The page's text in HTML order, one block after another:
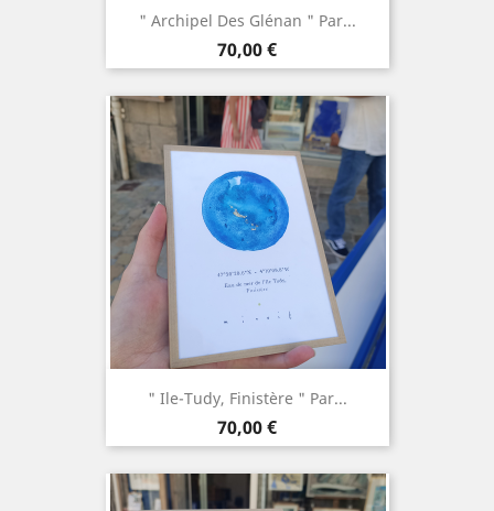
" Archipel Des Glénan " Par...
Prix
70,00 €
" Ile-Tudy, Finistère " Par...
Prix
70,00 €